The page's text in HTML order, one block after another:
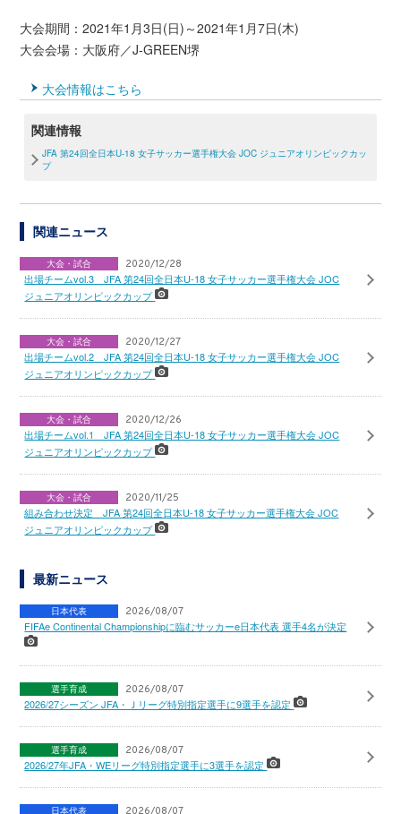
大会期間：2021年1月3日(日)～2021年1月7日(木)
大会会場：大阪府／J-GREEN堺
大会情報はこちら
関連情報
JFA 第24回全日本U-18 女子サッカー選手権大会 JOC ジュニアオリンピックカッ
プ
関連ニュース
大会・試合 2020/12/28
出場チームvol.3 JFA 第24回全日本U-18 女子サッカー選手権大会 JOC
ジュニアオリンピックカップ
大会・試合 2020/12/27
出場チームvol.2 JFA 第24回全日本U-18 女子サッカー選手権大会 JOC
ジュニアオリンピックカップ
大会・試合 2020/12/26
出場チームvol.1 JFA 第24回全日本U-18 女子サッカー選手権大会 JOC
ジュニアオリンピックカップ
大会・試合 2020/11/25
組み合わせ決定 JFA 第24回全日本U-18 女子サッカー選手権大会 JOC
ジュニアオリンピックカップ
最新ニュース
日本代表 2026/08/07
FIFAe Continental Championshipに臨むサッカーe日本代表 選手4名が決定
選手育成 2026/08/07
2026/27シーズン JFA・Ｊリーグ特別指定選手に9選手を認定
選手育成 2026/08/07
2026/27年JFA・WEリーグ特別指定選手に3選手を認定
日本代表 2026/08/07